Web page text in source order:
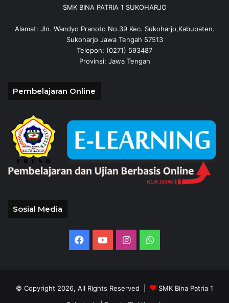
SMK BINA PATRIA 1 SUKOHARJO
Alamat: Jln. Wandyo Pranoto No.39 Kec. Sukoharjo,Kabupaten.
Sukoharjo Jawa Tengah 57513
Telepon: (0271) 593487
Provinsi: Jawa Tengah
Pembelajaran Online
Sosial Media
Facebook
YouTubeInstagramWhatsApp
© Copyright 2026, All Rights Reserved |
SMK Bina Patria 1